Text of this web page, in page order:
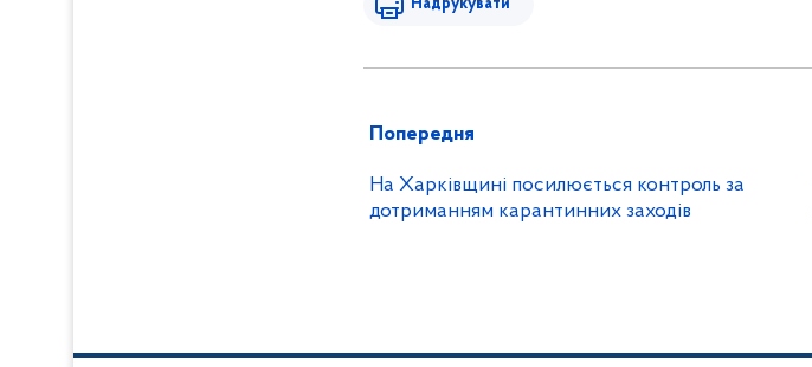
Надрукувати
Попередня
На Харківщині посилюється контроль за
дотриманням карантинних заходів